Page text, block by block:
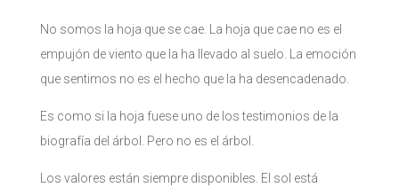
No somos la hoja que se cae. La hoja que cae no es el
empujón de viento que la ha llevado al suelo. La emoción
que sentimos no es el hecho que la ha desencadenado.
Es como si la hoja fuese uno de los testimonios de la
biografía del árbol. Pero no es el árbol.
Los valores están siempre disponibles. El sol está